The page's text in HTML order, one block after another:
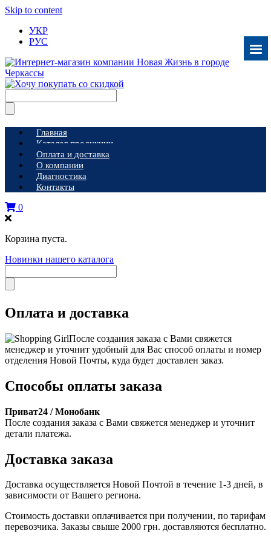
Skip to content
УКР
РУС
Главная
Каталог продукции
Оплата и доставка
О компании
Диагностика
Контакты
0
Корзина пуста.
Новинки нашего каталога
Оплата и доставка
После создания заказа с Вами свяжется
менеджер и уточнит удобный для Вас способ оплаты и номер
отделения Новой Почты, куда будет доставлен заказ.
Способы оплаты заказа
Приват24 / Монобанк
После создания заказа с Вами свяжется менеджер и уточнит
детали платежа.
Доставка заказа
Доставка осуществляется Новой Почтой в течение 1-3 дней, в
зависимости от Вашего региона.
Стоимость доставки оплачивается при получении, по тарифам
перевозчика. Заказы свыше 2000 грн. доставляются бесплатно.